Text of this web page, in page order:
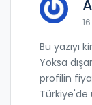
Bu yazıyı
Yoksa
profilin
Türkiye'de